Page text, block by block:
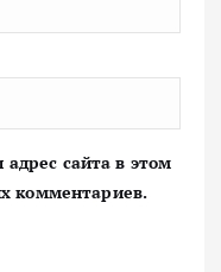
сайта в этом
комментариев.